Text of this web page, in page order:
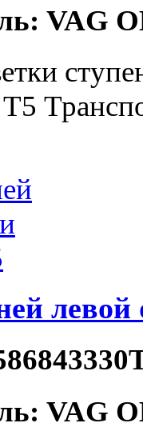
VAG
левой
VAG